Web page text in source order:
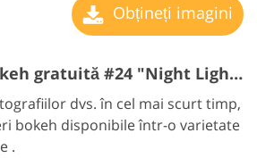
Obțineți imagini
Suprapunere Bokeh gratuită #24 "Night Lights"
dvs. în cel mai scurt timp,
bokeh disponibile într-o varietate
.